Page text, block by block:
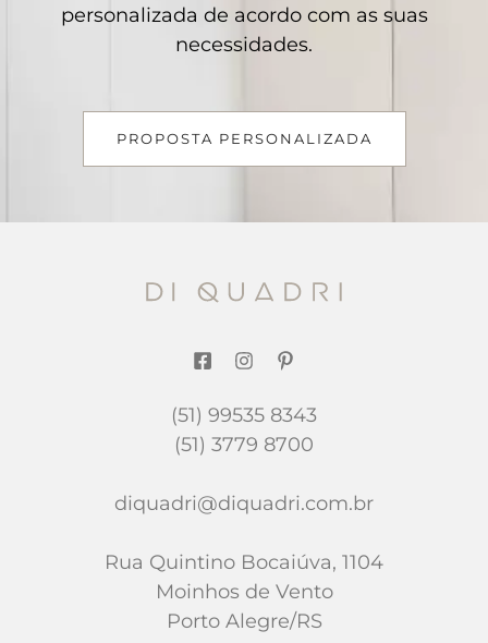
personalizada de acordo com as suas
necessidades.
PROPOSTA PERSONALIZADA
(51) 99535 8343
(51) 3779 8700
diquadri@diquadri.com.br
Rua Quintino Bocaiúva, 1104
Moinhos de Vento
Porto Alegre/RS